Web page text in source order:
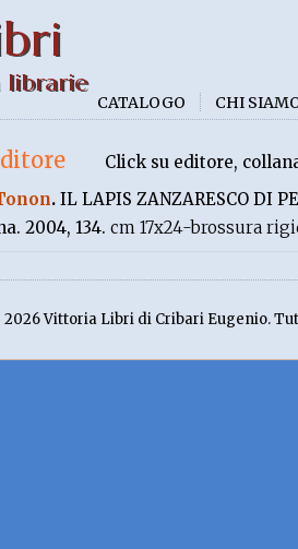
librarie
CATALOGO CHI
Click su editore,
. IL LAPIS ZANZARESCO DI
2004, 134. cm 17x24-brossura
Vittoria Libri di Cribari Eugenio.